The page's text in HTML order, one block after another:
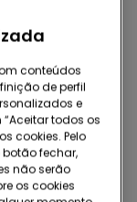
conteúdos
de perfil
e
todos os
cookies. Pelo
fechar,
não serão
os cookies